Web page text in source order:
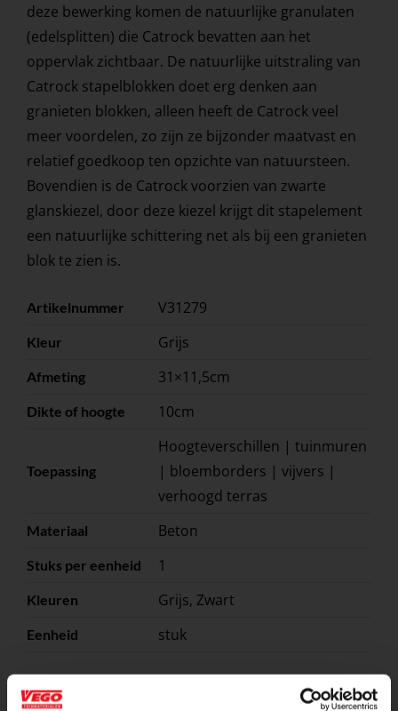
deze bewerking komen de natuurlijke granulaten
(edelsplitten) die Catrock bevatten aan het
oppervlak zichtbaar. De natuurlijke uitstraling van
Catrock stapelblokken doet erg denken aan
granieten blokken, alleen heeft de Catrock veel
meer voordelen, zo zijn ze bijzonder maatvast en
relatief goedkoop ten opzichte van natuursteen.
Bovendien is de Catrock voorzien van zwarte
glanskiezel, door deze kiezel krijgt dit stapelement
een natuurlijke schittering net als bij een granieten
blok te zien is.
Artikelnummer V31279
Kleur Grijs
Afmeting 31×11,5cm
Dikte of hoogte 10cm
Toepassing
Hoogteverschillen | tuinmuren
| bloemborders | vijvers |
verhoogd terras
Materiaal Beton
Stuks per eenheid 1
Kleuren Grijs, Zwart
Eenheid stuk